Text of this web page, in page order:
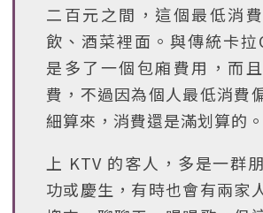
二百元之間，這個最低消
飲、酒菜裡面。與傳統卡拉
是多了一個包廂費用，而
費，不過因為個人最低消費
細算來，消費還是滿划算的。
上 KTV 的客人，多是一群
功或慶生，有時也會有兩家